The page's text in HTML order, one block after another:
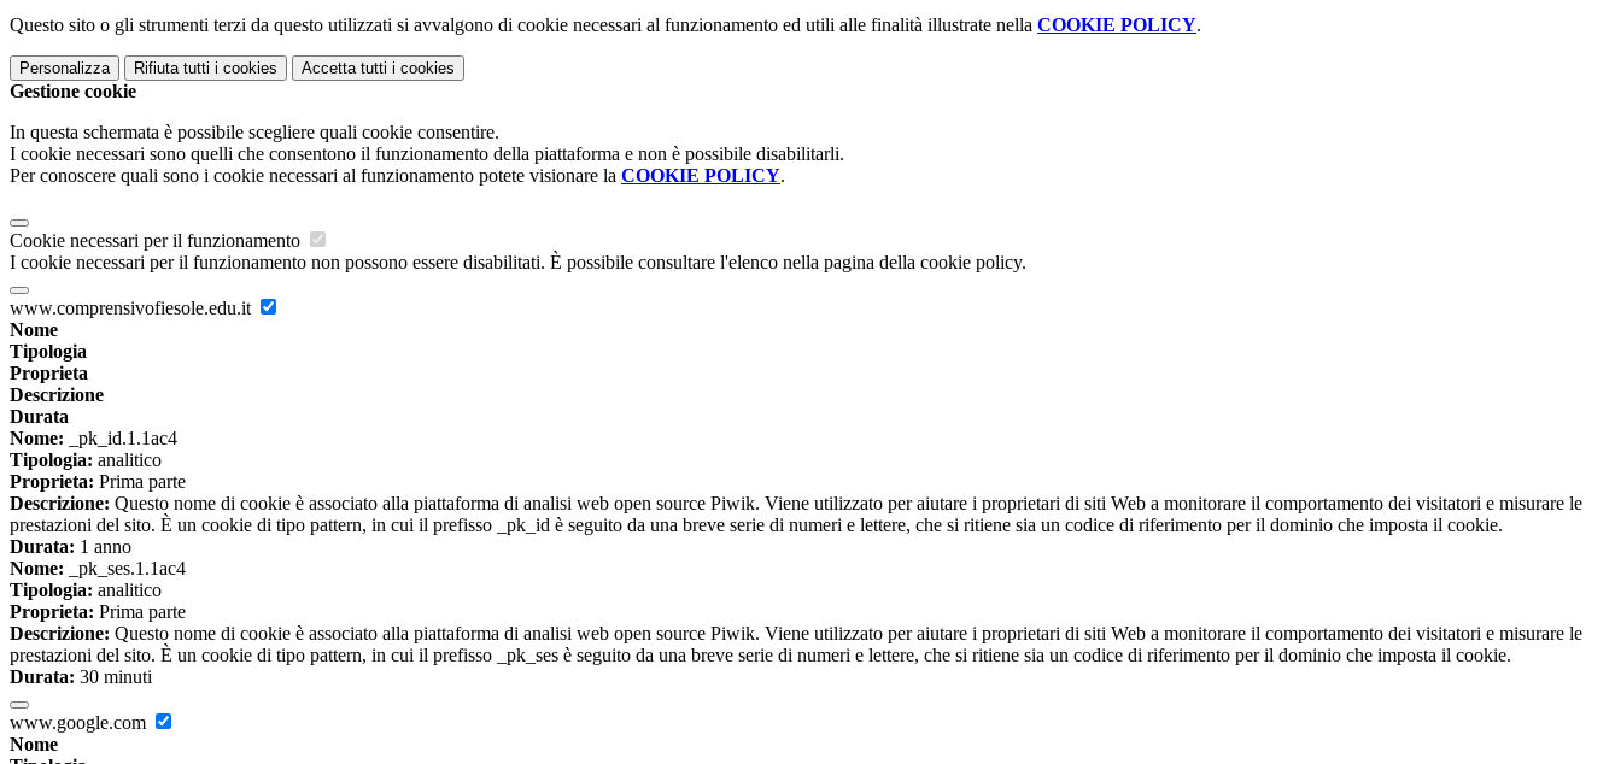
Questo sito o gli strumenti terzi da questo utilizzati si avvalgono di cookie necessari al funzionamento ed utili alle finalità illustrate nella COOKIE POLICY.
Personalizza Rifiuta tutti i cookies Accetta tutti i cookies
Gestione cookie
In questa schermata è possibile scegliere quali cookie consentire.
I cookie necessari sono quelli che consentono il funzionamento della piattaforma e non è possibile disabilitarli.
Per conoscere quali sono i cookie necessari al funzionamento potete visionare la COOKIE POLICY.
Cookie necessari per il funzionamento
I cookie necessari per il funzionamento non possono essere disabilitati. È possibile consultare l'elenco nella pagina della cookie policy.
www.comprensivofiesole.edu.it
Nome
Tipologia
Proprieta
Descrizione
Durata
Nome: _pk_id.1.1ac4
Tipologia: analitico
Proprieta: Prima parte
Descrizione: Questo nome di cookie è associato alla piattaforma di analisi web open source Piwik. Viene utilizzato per aiutare i proprietari di siti Web a monitorare il comportamento dei visitatori e misurare le
prestazioni del sito. È un cookie di tipo pattern, in cui il prefisso _pk_id è seguito da una breve serie di numeri e lettere, che si ritiene sia un codice di riferimento per il dominio che imposta il cookie.
Durata: 1 anno
Nome: _pk_ses.1.1ac4
Tipologia: analitico
Proprieta: Prima parte
Descrizione: Questo nome di cookie è associato alla piattaforma di analisi web open source Piwik. Viene utilizzato per aiutare i proprietari di siti Web a monitorare il comportamento dei visitatori e misurare le
prestazioni del sito. È un cookie di tipo pattern, in cui il prefisso _pk_ses è seguito da una breve serie di numeri e lettere, che si ritiene sia un codice di riferimento per il dominio che imposta il cookie.
Durata: 30 minuti
www.google.com
Nome